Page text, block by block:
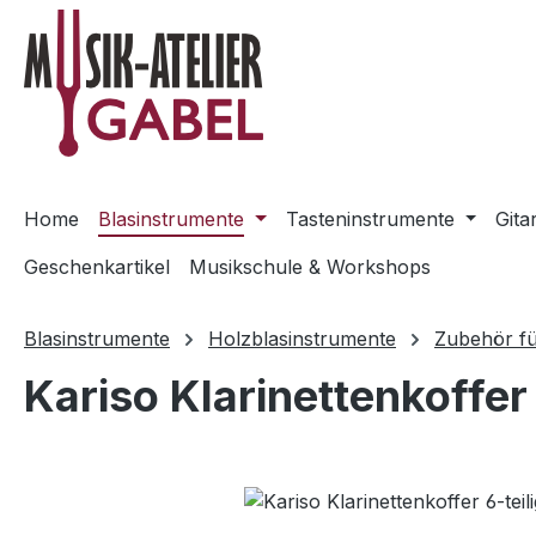
Hauptinhalt springen
Zur Suche springen
Zur Hauptnavigation springen
Home Blasinstrumente Tasteninstrumente
Geschenkartikel
Musikschule & Workshops
Blasinstrumente Holzblasinstrumente Zubehör
Kariso
Bildergalerie überspringen